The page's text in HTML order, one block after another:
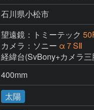
石川県小松市
望遠鏡：トミーテック
カメラ：ソニー α７SⅡ
経緯台(SvBony+カメラ三
400mm
太陽